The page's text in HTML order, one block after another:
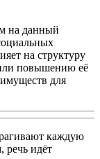
на данный
на структуру
повышению её
для
каждую
речь идёт